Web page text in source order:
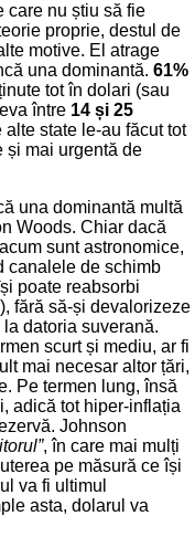
care nu știu să fie
proprie, destul de
motive. El atrage
una dominantă. 61%
tot în dolari (sau
între 14 și 25
state le-au făcut tot
și mai urgentă de
una dominantă multă
Woods. Chiar dacă
sunt astronomice,
canalele de schimb
poate reabsorbi
fără să-și devalorizeze
datoria suverană.
scurt și mediu, ar fi
mai necesar altor țări,
Pe termen lung, însă
adică tot hiper-inflația
Johnson
, în care mai mulți
pe măsură ce își
va fi ultimul
asta, dolarul va